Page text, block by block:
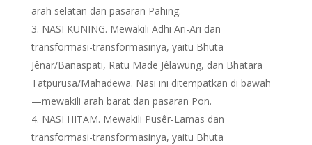
arah selatan dan pasaran Pahing.
NASI KUNING. Mewakili Adhi Ari-Ari dan
transformasi-transformasinya, yaitu Bhuta
Jênar/Banaspati, Ratu Made Jêlawung, dan Bhatara
Tatpurusa/Mahadewa. Nasi ini ditempatkan di bawah
—mewakili arah barat dan pasaran Pon.
NASI HITAM. Mewakili Pusêr-Lamas dan
transformasi-transformasinya, yaitu Bhuta